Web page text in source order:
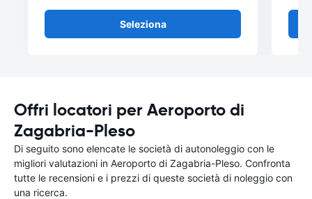
Seleziona
Offri locatori per Aeroporto di
Zagabria-Pleso
Di seguito sono elencate le società di autonoleggio con le
migliori valutazioni in Aeroporto di Zagabria-Pleso. Confronta
tutte le recensioni e i prezzi di queste società di noleggio con
una ricerca.